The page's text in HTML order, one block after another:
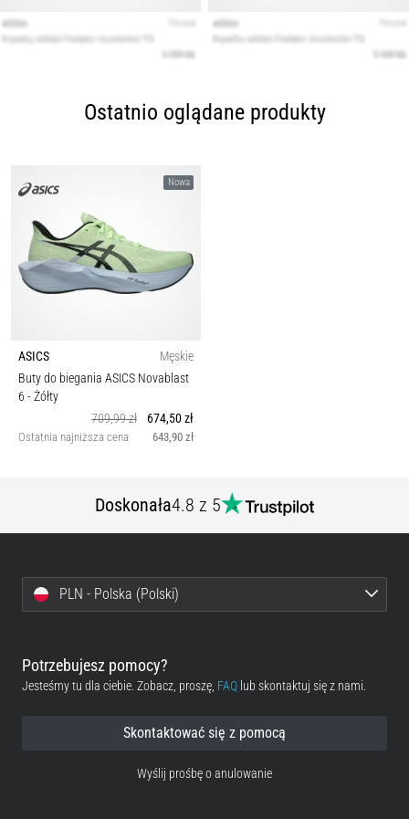
Ostatnio oglądane produkty
Nowa
ASICS
Męskie
Buty do biegania ASICS Novablast
6 - Żółty
709,99 zł
674,50 zł
Ostatnia najniższa cena 643,90 zł
Doskonała4.8 z 5
PLN - Polska (Polski)
Potrzebujesz pomocy?
Jesteśmy tu dla ciebie. Zobacz, proszę, FAQ lub skontaktuj się z nami.
Skontaktować się z pomocą
Wyślij prośbę o anulowanie